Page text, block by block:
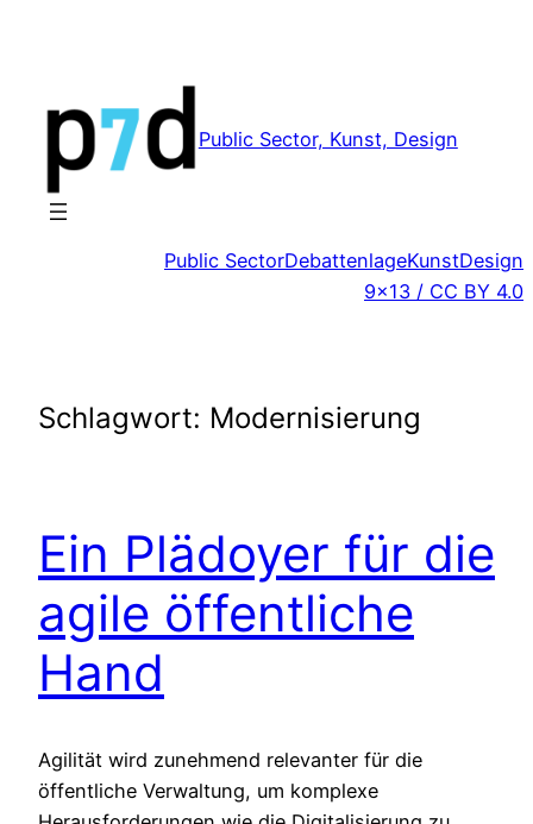
Public Sector, Kunst, Design
Public SectorDebattenlageKunstDesign
9×13 / CC BY 4.0
Schlagwort: Modernisierung
Ein Plädoyer für die
agile öffentliche
Hand
Agilität wird zunehmend relevanter für die
öffentliche Verwaltung, um komplexe